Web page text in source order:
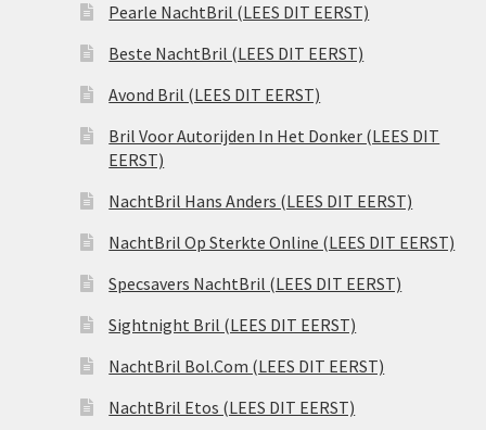
Pearle NachtBril (LEES DIT EERST)
Beste NachtBril (LEES DIT EERST)
Avond Bril (LEES DIT EERST)
Bril Voor Autorijden In Het Donker (LEES DIT
EERST)
NachtBril Hans Anders (LEES DIT EERST)
NachtBril Op Sterkte Online (LEES DIT EERST)
Specsavers NachtBril (LEES DIT EERST)
Sightnight Bril (LEES DIT EERST)
NachtBril Bol.Com (LEES DIT EERST)
NachtBril Etos (LEES DIT EERST)